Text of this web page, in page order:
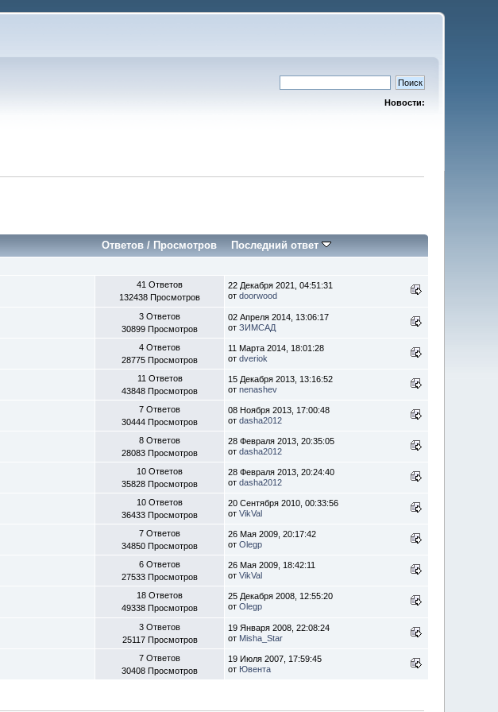
Новости:
Ответов /Просмотров Последний ответ
41 Ответов
132438 Просмотров
22 Декабря 2021, 04:51:31
отdoorwood
3 Ответов
30899 Просмотров
02 Апреля 2014, 13:06:17
отЗИМСАД
4 Ответов
28775 Просмотров
11 Марта 2014, 18:01:28
отdveriok
11 Ответов
43848 Просмотров
15 Декабря 2013, 13:16:52
отnenashev
7 Ответов
30444 Просмотров
08 Ноября 2013, 17:00:48
отdasha2012
8 Ответов
28083 Просмотров
28 Февраля 2013, 20:35:05
отdasha2012
10 Ответов
35828 Просмотров
28 Февраля 2013, 20:24:40
отdasha2012
10 Ответов
36433 Просмотров
20 Сентября 2010, 00:33:56
отVikVal
7 Ответов
34850 Просмотров
26 Мая 2009, 20:17:42
отOlegp
6 Ответов
27533 Просмотров
26 Мая 2009, 18:42:11
отVikVal
18 Ответов
49338 Просмотров
25 Декабря 2008, 12:55:20
отOlegp
3 Ответов
25117 Просмотров
19 Января 2008, 22:08:24
от Misha_Star
7 Ответов
30408 Просмотров
19 Июля 2007, 17:59:45
от Ювента